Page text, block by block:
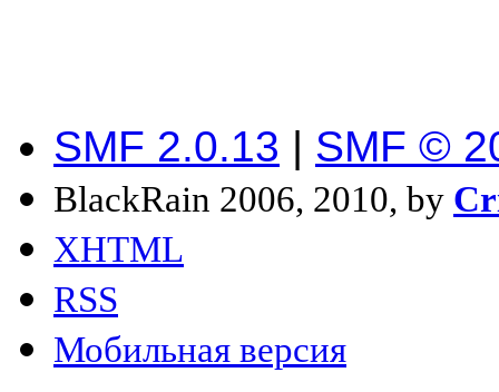
SMF 2.0.13 | SMF ©
BlackRain 2006, 2010, by
XHTML
RSS
Мобильная версия